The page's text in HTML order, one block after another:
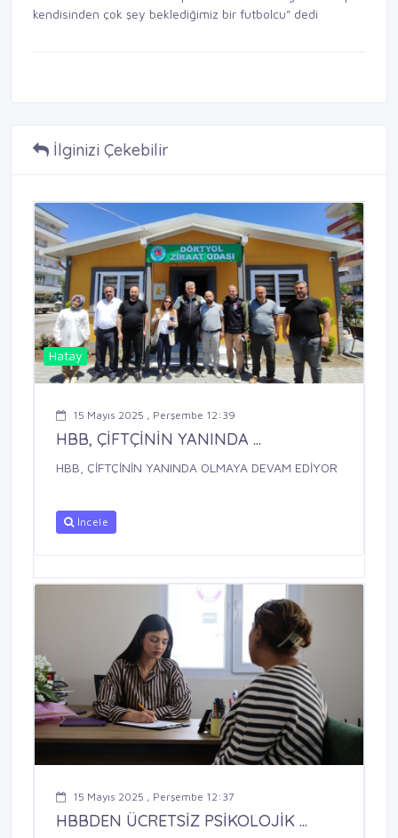
kendisinden çok şey beklediğimiz bir futbolcu" dedi
İlginizi Çekebilir
Hatay
15 Mayıs 2025 , Perşembe 12:39
HBB, ÇİFTÇİNİN YANINDA ...
HBB, ÇİFTÇİNİN YANINDA OLMAYA DEVAM EDİYOR
İncele
15 Mayıs 2025 , Perşembe 12:37
HBBDEN ÜCRETSİZ PSİKOLOJİK ...